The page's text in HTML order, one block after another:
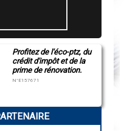
Profitez de l'éco-ptz, du
crédit d'impôt et de la
prime de rénovation.
N°E157671